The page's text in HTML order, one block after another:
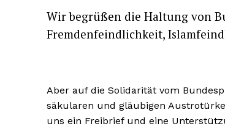
Wir begrüßen die Haltung von
Fremdenfeindlichkeit,
Aber auf die Solidarität vom
säkularen und gläubigen
uns ein Freibrief und eine